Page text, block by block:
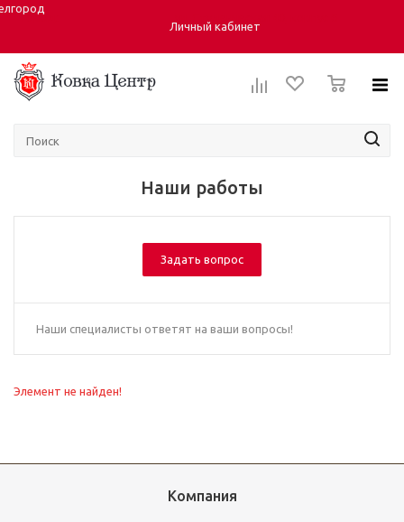
Город:
Личный кабинет
Наши работы
Задать вопрос
Наши специалисты ответят на ваши вопросы!
Элемент не найден!
Компания